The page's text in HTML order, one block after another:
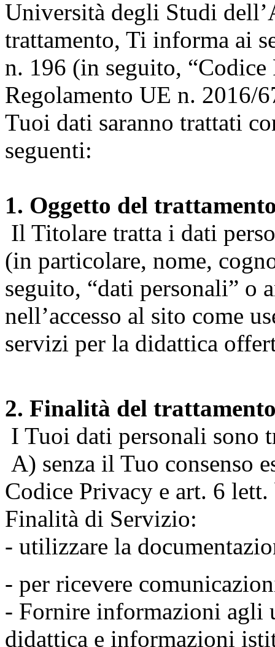
Università degli Studi
trattamento, Ti informa ai
n. 196 (in seguito, “Codice
Regolamento UE n. 2016/
Tuoi dati saranno trattati
seguenti:
1. Oggetto del
Il Titolare tratta i dati
(in particolare, nome,
seguito, “dati personali” o
nell’accesso al sito come
servizi per la didattica
2. Finalità del
I Tuoi dati personali sono
A) senza il Tuo consenso
Codice Privacy e art. 6
Finalità di Servizio:
- utilizzare la
- per ricevere
- Fornire informazioni agli
didattica e informazioni